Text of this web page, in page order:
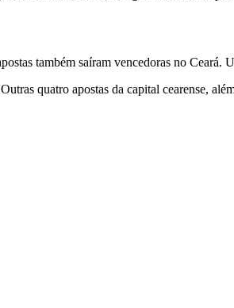
também saíram vencedoras no
quatro apostas da capital cearense,